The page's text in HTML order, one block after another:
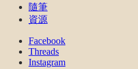
隨筆
資源
Facebook
Threads
Instagram